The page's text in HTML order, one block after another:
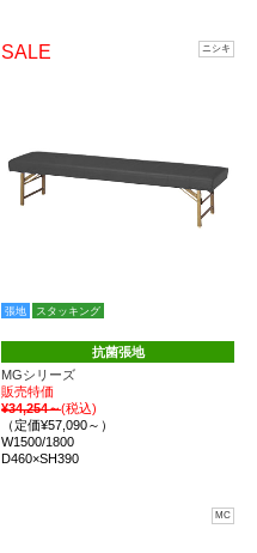
SALE ニシキ
張地 スタッキング
抗菌張地
MGシリーズ
販売特価
¥34,254～(税込)
（定価¥57,090～）
W1500/1800
D460×SH390
MC